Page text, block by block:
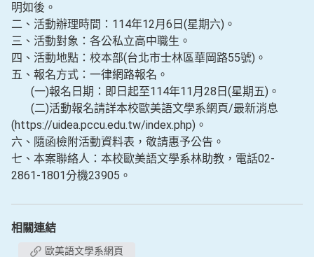
明如後。
二、活動辦理時間：114年12月6日(星期六)。
三、活動對象：各公私立高中職生。
四、活動地點：校本部(台北市士林區華岡路55號)。
五、報名方式：一律網路報名。
(一)報名日期：即日起至114年11月28日(星期五)。
(二)活動報名請詳本校歐美語文學系網頁/最新消息
(https://uidea.pccu.edu.tw/index.php)。
六、隨函檢附活動資料表，敬請惠予公告。
七、本案聯絡人：本校歐美語文學系林助教，電話02-
2861-1801分機23905。
相關連結
歐美語文學系網頁